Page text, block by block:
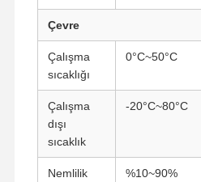
Endüstriyel Anakart
Çevre
Çalışma
sıcaklığı
0°C~50°C
Çalışma
dışı
sıcaklık
-20°C~80°C
Nemlilik %10~90%